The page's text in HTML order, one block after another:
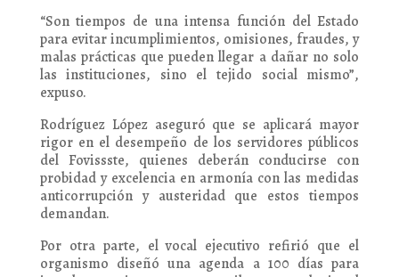
“Son tiempos de una intensa función del Estado
para evitar incumplimientos, omisiones, fraudes, y
malas prácticas que pueden llegar a dañar no solo
las instituciones, sino el tejido social mismo”,
expuso.
Rodríguez López aseguró que se aplicará mayor
rigor en el desempeño de los servidores públicos
del Fovissste, quienes deberán conducirse con
probidad y excelencia en armonía con las medidas
anticorrupción y austeridad que estos tiempos
demandan.
Por otra parte, el vocal ejecutivo refirió que el
organismo diseñó una agenda a 100 días para